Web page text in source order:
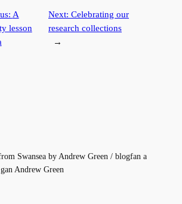
A
lesson
Next: Celebrating our
research collections
→
Swansea by Andrew Green / blogfan a
Andrew Green